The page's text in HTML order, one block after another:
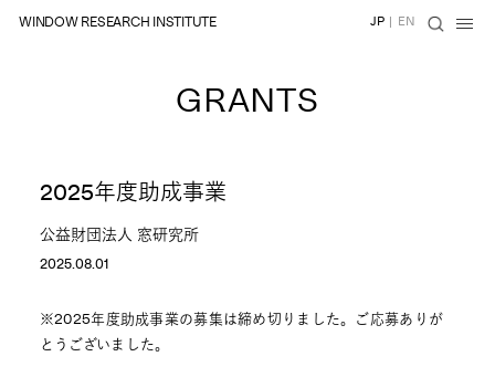
WINDOW RESEARCH INSTITUTE JP | EN
GRANTS
2025年度助成事業
公益財団法人 窓研究所
2025.08.01
※2025年度助成事業の募集は締め切りました。ご応募ありが
とうございました。